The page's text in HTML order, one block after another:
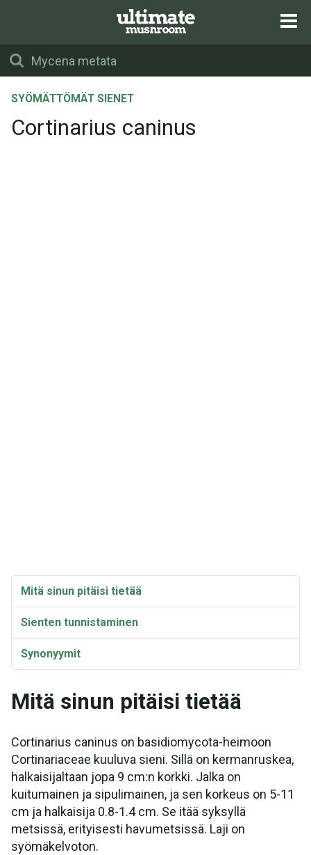
SYÖMÄTTÖMÄT SIENET
Cortinarius caninus
Mitä sinun pitäisi tietää
Sienten tunnistaminen
Synonyymit
Mitä sinun pitäisi tietää
Cortinarius caninus on basidiomycota-heimoon
Cortinariaceae kuuluva sieni. Sillä on kermanruskea,
halkaisijaltaan jopa 9 cm:n korkki. Jalka on
kuitumainen ja sipulimainen, ja sen korkeus on 5-11
cm ja halkaisija 0.8-1.4 cm. Se itää syksyllä
metsissä, erityisesti havumetsissä. Laji on
syömäkelvoton.